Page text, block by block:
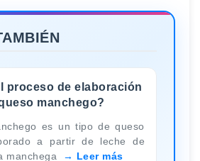
proceso de elaboración
manchego?
es un tipo de queso
a partir de leche de
manchega
Leer más